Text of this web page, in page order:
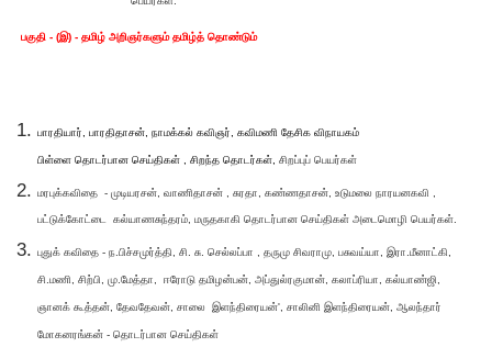
பகுதி - (இ) - தமிழ் அறிஞர்களும் தமிழ்த் தொண்டும்
பாரதியார், பாரதிதாசன், நாமக்கல் கவிஞர், கவிமணி தேசிக விநாயகம்
பிள்ளை தொடர்பான செய்திகள் , சிறந்த தொடர்கள், சிறப்புப் பெயர்கள்
மரபுக்கவிதை - முடியரசன், வாணிதாசன் , சுரதா, கண்ணதாசன், உடுமலை நாரயனகவி ,
பட்டுக்கோட்டை கல்யாணசுந்தரம், மருதகாகி தொடர்பான செய்திகள் அடைமொழி பெயர்கள்.
புதுக் கவிதை - ந.பிச்சமுர்த்தி, சி. சு. செல்லப்பா , தருமு சிவராமு, பசுவய்யா, இரா.மீனாட்கி,
சி .மணி, சிற்பி, மு.மேத்தா, ஈரோடு தமிழன்பன், அப்துல்ரகுமான், கலாப்ரியா, கல்யாண்ஜி,
ஞானக் கூத்தன், தேவதேவன், சாலை இளந்திரையன்', சாலினி இளந்திரையன், ஆலந்தார்
மோகனரங்கன் - தொடர்பான செய்திகள்